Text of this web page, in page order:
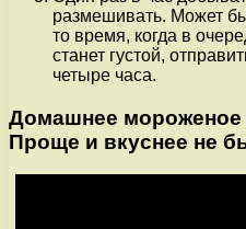
размешивать. Может
то время, когда в
станет густой,
четыре часа.
Домашнее мороженое
Проще и вкуснее не